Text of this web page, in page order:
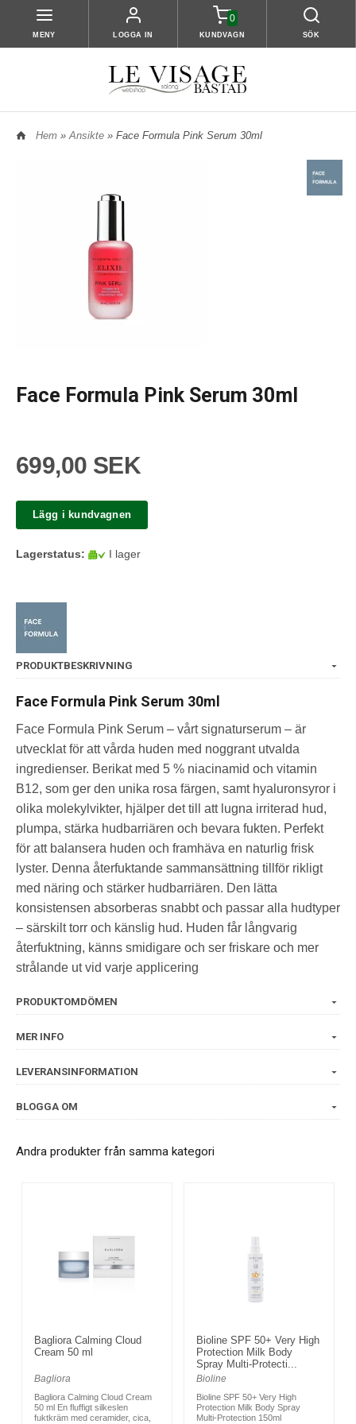
MENY LOGGA IN
0
KUNDVAGN SÖK
Hem » Ansikte » Face Formula Pink Serum 30ml
Face Formula Pink Serum 30ml
699,00 SEK
Lägg i kundvagnen
Lagerstatus: I lager
PRODUKTBESKRIVNING
Face Formula Pink Serum 30ml
Face Formula Pink Serum – vårt signaturserum – är
utvecklat för att vårda huden med noggrant utvalda
ingredienser. Berikat med 5 % niacinamid och vitamin
B12, som ger den unika rosa färgen, samt hyaluronsyror i
olika molekylvikter, hjälper det till att lugna irriterad hud,
plumpa, stärka hudbarriären och bevara fukten. Perfekt
för att balansera huden och framhäva en naturlig frisk
lyster. Denna återfuktande sammansättning tillför rikligt
med näring och stärker hudbarriären. Den lätta
konsistensen absorberas snabbt och passar alla hudtyper
– särskilt torr och känslig hud. Huden får långvarig
återfuktning, känns smidigare och ser friskare och mer
strålande ut vid varje applicering
PRODUKTOMDÖMEN
MER INFO
LEVERANSINFORMATION
BLOGGA OM
Andra produkter från samma kategori
Bagliora Calming Cloud
Cream 50 ml
Bagliora
Bagliora Calming Cloud Cream
50 ml En fluffigt silkeslen
fuktkräm med ceramider, cica,
Bioline SPF 50+ Very High
Protection Milk Body
Spray Multi-Protecti...
Bioline
Bioline SPF 50+ Very High
Protection Milk Body Spray
Multi-Protection 150ml